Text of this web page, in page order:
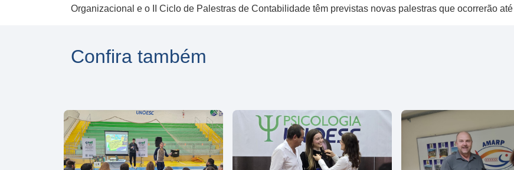
Organizacional e o II Ciclo de Palestras de Contabilidade têm previstas novas palestras que ocorrerão
Confira também